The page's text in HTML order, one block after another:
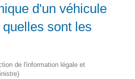
d'un véhicule
sont les
de l'information légale et